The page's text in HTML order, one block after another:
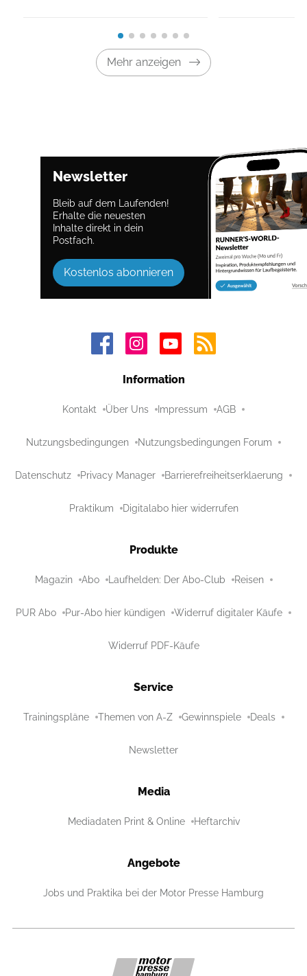
Mehr anzeigen
Newsletter
Bleib auf dem Laufenden!
Erhalte die neuesten
Inhalte direkt in dein
Postfach.
Kostenlos abonnieren
Information
Kontakt Über Uns Impressum AGB
Nutzungsbedingungen Nutzungsbedingungen Forum
Datenschutz Privacy Manager Barrierefreiheitserklaerung
Praktikum Digitalabo hier widerrufen
Produkte
Magazin Abo Laufhelden: Der Abo-Club Reisen
PUR Abo Pur-Abo hier kündigen Widerruf digitaler Käufe
Widerruf PDF-Käufe
Service
Trainingspläne Themen von A-Z Gewinnspiele Deals
Newsletter
Media
Mediadaten Print & Online Heftarchiv
Angebote
Jobs und Praktika bei der Motor Presse Hamburg